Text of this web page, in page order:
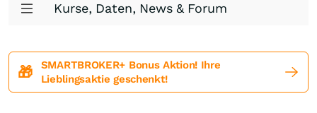
Kurse, Daten, News & Forum
🎁
SMARTBROKER+ Bonus Aktion! Ihre
Lieblingsaktie geschenkt!